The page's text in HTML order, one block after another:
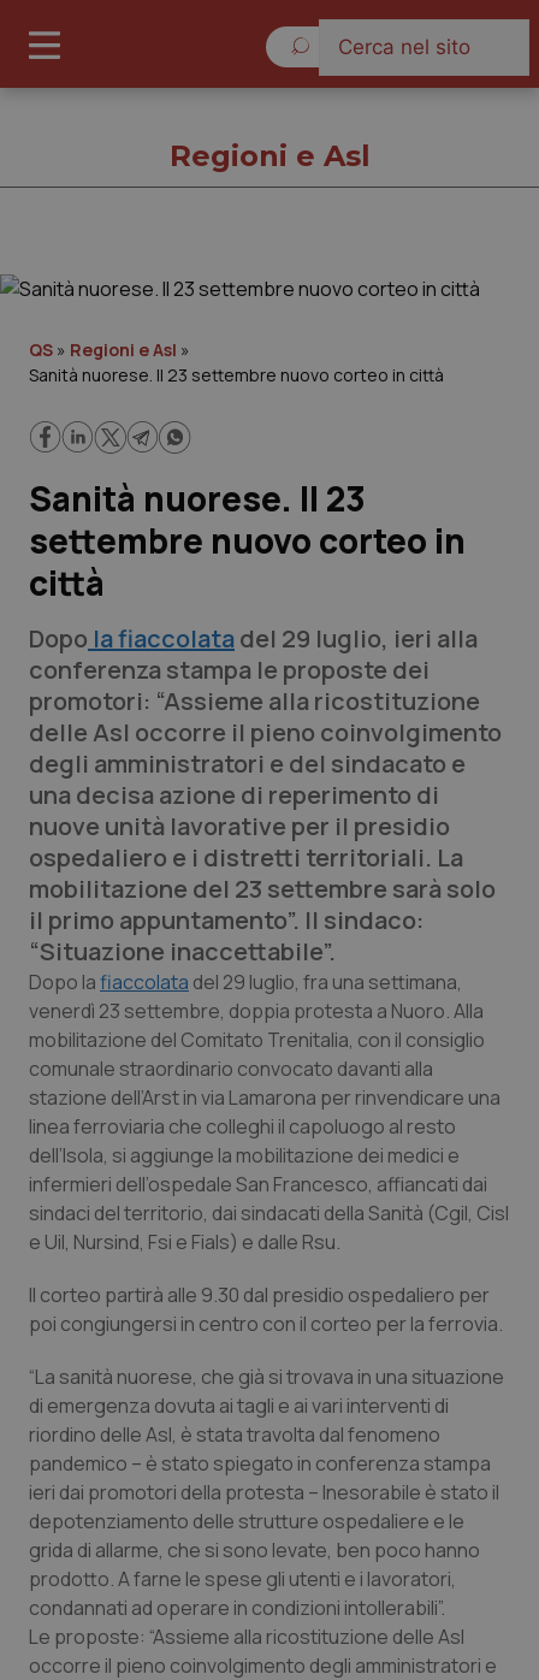
Cronache
Lavoro e Professioni
Scienza e Farmaci
Studi e Analisi
Lettere al direttore
Edizioni Regionali
QS Pro
Professionisti Sanitari.AI
Abruzzo
Basilicata
Calabria
Campania
Emilia-Romagna
Friuli Venezia Giulia
Liguria
Lombardia
Marche
Molise
Piemonte
QS Pro Gold
Artrite & artrosi
Asma & BPCO
Car-T
Colesterolo & coronaropatie
Dermatite Atopica
Disturbi dell’umore
Dolore
Donna & Salute
Epatiti
HIV
QS Club Newsletter
Regioni e Asl
QS » Regioni e Asl »
Sanità nuorese. Il 23 settembre nuovo corteo in città
Sanità nuorese. Il 23
settembre nuovo corteo in
città
Dopo la fiaccolatadel 29 luglio, ieri alla
conferenza stampa le proposte dei
promotori: “Assieme alla ricostituzione
delle Asl occorre il pieno coinvolgimento
degli amministratori e del sindacato e
una decisa azione di reperimento di
nuove unità lavorative per il presidio
ospedaliero e i distretti territoriali. La
mobilitazione del 23 settembre sarà solo
il primo appuntamento”. Il sindaco:
“Situazione inaccettabile”.
Dopo lafiaccolata del 29 luglio, fra una settimana,
venerdì 23 settembre, doppia protesta a Nuoro. Alla
mobilitazione del Comitato Trenitalia, con il consiglio
comunale straordinario convocato davanti alla
stazione dell’Arst in via Lamarona per rinvendicare una
linea ferroviaria che colleghi il capoluogo al resto
dell’Isola, si aggiunge la mobilitazione dei medici e
infermieri dell’ospedale San Francesco, affiancati dai
sindaci del territorio, dai sindacati della Sanità (Cgil, Cisl
e Uil, Nursind, Fsi e Fials) e dalle Rsu.
Il corteo partirà alle 9.30 dal presidio ospedaliero per
poi congiungersi in centro con il corteo per la ferrovia.
“La sanità nuorese, che già si trovava in una situazione
di emergenza dovuta ai tagli e ai vari interventi di
riordino delle Asl, è stata travolta dal fenomeno
pandemico – è stato spiegato in conferenza stampa
ieri dai promotori della protesta – Inesorabile è stato il
depotenziamento delle strutture ospedaliere e le
grida di allarme, che si sono levate, ben poco hanno
prodotto. A farne le spese gli utenti e i lavoratori,
condannati ad operare in condizioni intollerabili”.
Le proposte: “Assieme alla ricostituzione delle Asl
occorre il pieno coinvolgimento degli amministratori e